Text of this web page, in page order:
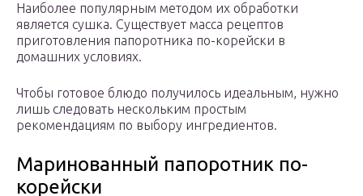
Наиболее популярным методом их обработки
является сушка. Существует масса рецептов
приготовления папоротника по-корейски в
домашних условиях.
Чтобы готовое блюдо получилось идеальным, нужно
лишь следовать нескольким простым
рекомендациям по выбору ингредиентов.
Маринованный папоротник по-
корейски